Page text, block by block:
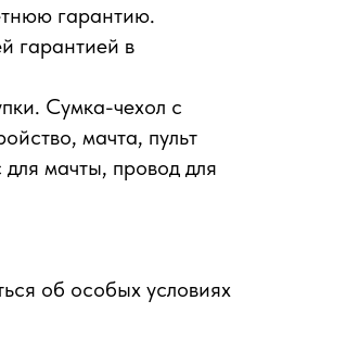
гарантию.
гарантией в
Сумка-чехол с
мачта, пульт
мачты, провод для
об особых условиях